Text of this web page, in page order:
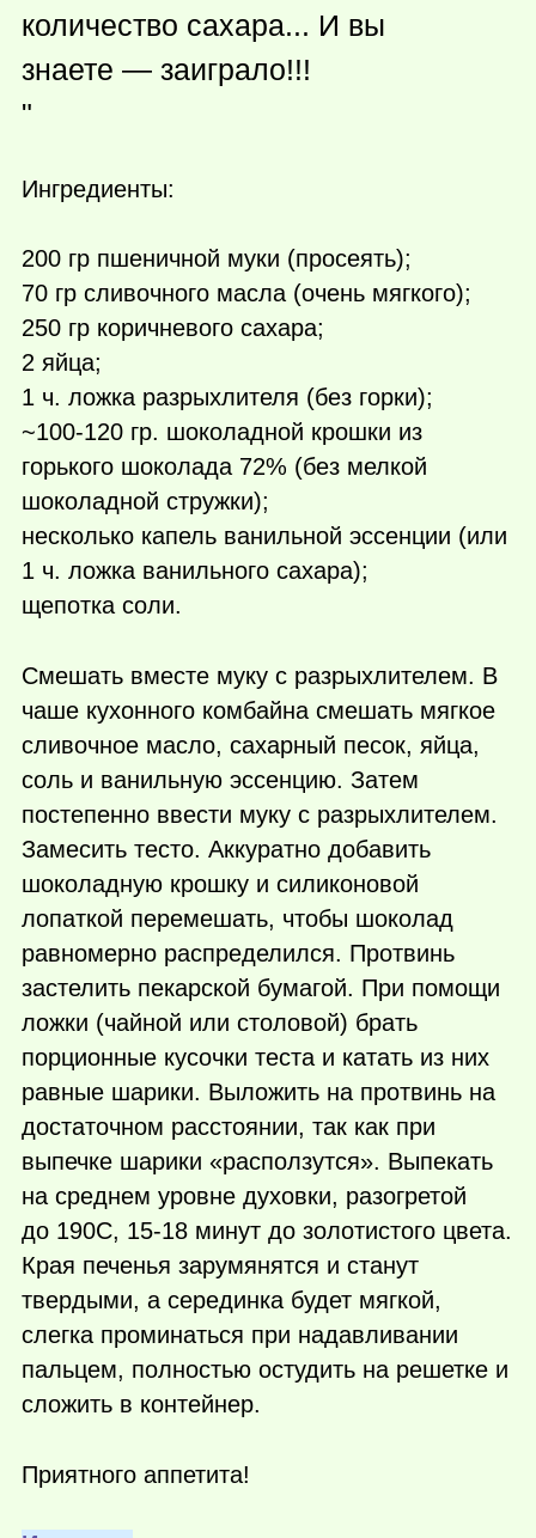
количество сахара... И вы
знаете — заиграло!!!
"
Ингредиенты:
200 гр пшеничной муки (просеять);
70 гр сливочного масла (очень мягкого);
250 гр коричневого сахара;
2 яйца;
1 ч. ложка разрыхлителя (без горки);
~100-120 гр. шоколадной крошки из
горького шоколада 72% (без мелкой
шоколадной стружки);
несколько капель ванильной эссенции (или
1 ч. ложка ванильного сахара);
щепотка соли.
Смешать вместе муку с разрыхлителем. В
чаше кухонного комбайна смешать мягкое
сливочное масло, сахарный песок, яйца,
соль и ванильную эссенцию. Затем
постепенно ввести муку с разрыхлителем.
Замесить тесто. Аккуратно добавить
шоколадную крошку и силиконовой
лопаткой перемешать, чтобы шоколад
равномерно распределился. Протвинь
застелить пекарской бумагой. При помощи
ложки (чайной или столовой) брать
порционные кусочки теста и катать из них
равные шарики. Выложить на протвинь на
достаточном расстоянии, так как при
выпечке шарики «расползутся». Выпекать
на среднем уровне духовки, разогретой
до 190С, 15-18 минут до золотистого цвета.
Края печенья зарумянятся и станут
твердыми, а серединка будет мягкой,
слегка проминаться при надавливании
пальцем, полностью остудить на решетке и
сложить в контейнер.
Приятного аппетита!